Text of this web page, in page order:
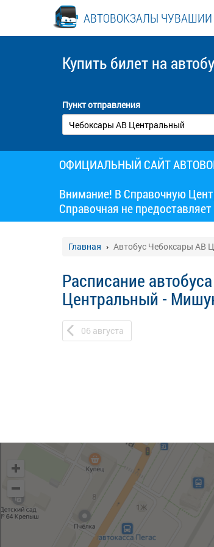
АВТОВОКЗАЛЫ ЧУВАШИИ
Купить билет на
Пункт отправления
ОФИЦИАЛЬНЫЙ САЙТ
Внимание! В Справочную
Справочная не
Главная Автобус Чебоксары АВ
Расписание
Центральный -
06 августа